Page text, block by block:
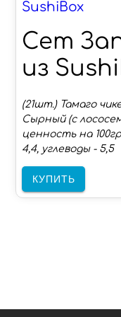
SushiBox
Сет
из
(21шт.) Тамаго
Сырный (с
ценность на
4,4, углеводы - 5,5
КУПИТЬ